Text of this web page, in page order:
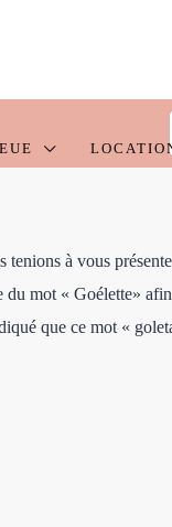
tenions à vous
mot « Goélette»
que ce mot «